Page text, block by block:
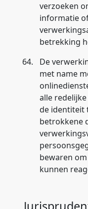
verzoeken
informatie
betrekking
64.
De
met name
alle
de identiteit
betrokkene
bewaren
kunnen